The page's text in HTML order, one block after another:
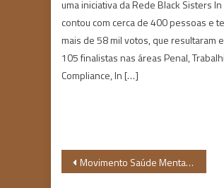
uma iniciativa da Rede Black Sisters In
contou com cerca de 400 pessoas e
mais de 58 mil votos, que resultaram
105 finalistas nas áreas Penal,
Compliance, In […]
Navegação
Movimento Saúde Mental promove evento com diálogo e cultura afro em Fortaleza